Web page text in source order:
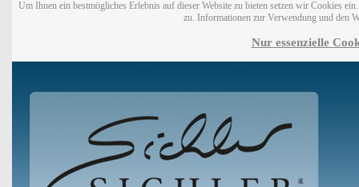
Um Ihnen ein bestmögliches Erlebnis auf dieser Website zu bieten setzen wir Cookies
zu. Informationen zur Verwendung und den
Nur essenzielle